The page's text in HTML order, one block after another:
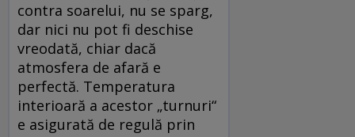
contra soarelui, nu se sparg,
dar nici nu pot fi deschise
vreodată, chiar dacă
atmosfera de afară e
perfectă. Temperatura
interioară a acestor „turnuri“
e asigurată de regulă prin